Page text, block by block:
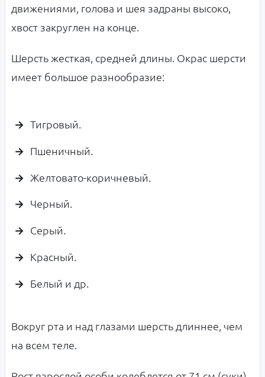
движениями, голова и шея задраны высоко,
хвост закруглен на конце.
Шерсть жесткая, средней длины. Окрас шерсти
имеет большое разнообразие:
Тигровый.
Пшеничный.
Желтовато-коричневый.
Черный.
Серый.
Красный.
Белый и др.
Вокруг рта и над глазами шерсть длиннее, чем
на всем теле.